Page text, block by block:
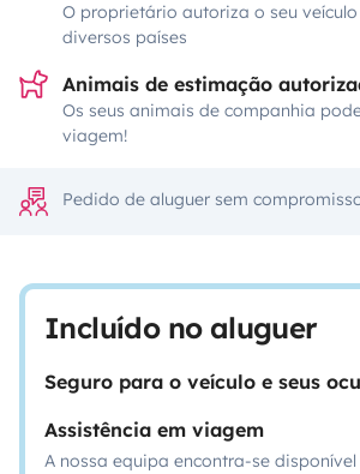
O proprietário autoriza o seu
diversos países
Animais de estimação
Os seus animais de companhia
viagem!
Pedido de aluguer sem
Incluído no aluguer
Seguro para o veículo e seus
Assistência em viagem
A nossa equipa encontra-se